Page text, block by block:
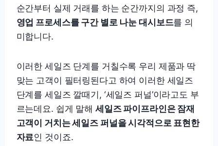
순간부터 실제 거래를 하는 순간까지의 과정 즉,
영업 프로세스를 구간 별로 나눈 대시보드를 의
미합니다.
이러한 세일즈 단계를 거칠수록 우리 제품과 딱
맞는 고객이 필터링된다고 하여 이러한 세일즈
단계를 세일즈 깔때기, ‘세일즈 퍼널’이라고도 부
르는데요. 쉽게 말해 세일즈 파이프라인은 잠재
고객이 거치는 세일즈 퍼널을 시각적으로 표현한
자료인 것이죠.